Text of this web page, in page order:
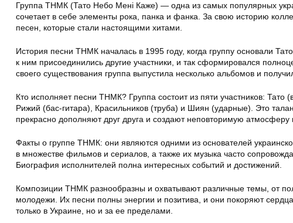
Группа ТНМК (Тато Небо Мені Каже) — одна из самых популярных
сочетает в себе элементы рока, панка и фанка. За свою историю
песен, которые стали настоящими хитами.
История песни ТНМК началась в 1995 году, когда группу основали
к ним присоединились другие участники, и так сформировался
своего существования группа выпустила несколько альбомов и
Кто исполняет песни ТНМК? Группа состоит из пяти участников: Тато
Рижий (бас-гитара), Красильников (труба) и Шиян (ударные). Это
прекрасно дополняют друг друга и создают неповторимую атмосферу
Факты о группе ТНМК: они являются одними из основателей
в множестве фильмов и сериалов, а также их музыка часто
Биография исполнителей полна интересных событий и достижений.
Композиции ТНМК разнообразны и охватывают различные темы, от
молодежи. Их песни полны энергии и позитива, и они покоряют
только в Украине, но и за ее пределами.